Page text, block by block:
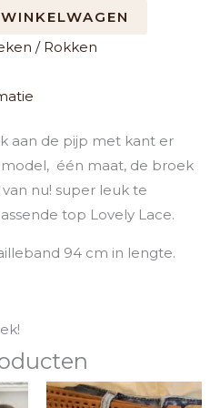
/ Rokken
aan de pijp met kant er
één maat, de broek
nu! super leuk te
top Lovely Lace.
94 cm in lengte.
Dit